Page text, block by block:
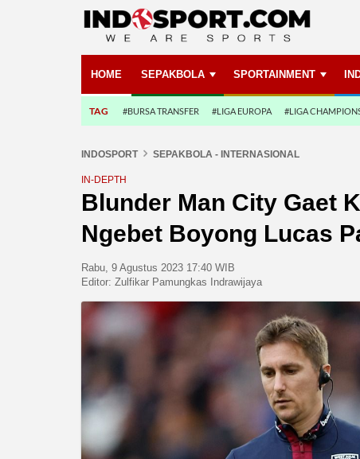
HOME SEPAKBOLA SPORTAINMENT
TAG #BURSA TRANSFER #LIGA EUROPA #LIGA
INDOSPORT SEPAKBOLA - INTERNASIONAL
IN-DEPTH
Blunder Man City Gaet
Ngebet Boyong Lucas
Rabu, 9 Agustus 2023 17:40 WIB
Editor: Zulfikar Pamungkas Indrawijaya